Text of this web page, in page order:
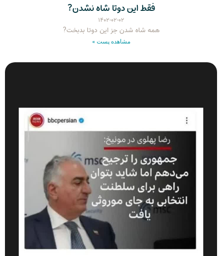
فقط این دوتا شاه نشدن?
۱۴۰۲-۰۲-۰۲
همه شاه شدن جز این دوتا بدبخت?
مشاهده پست »